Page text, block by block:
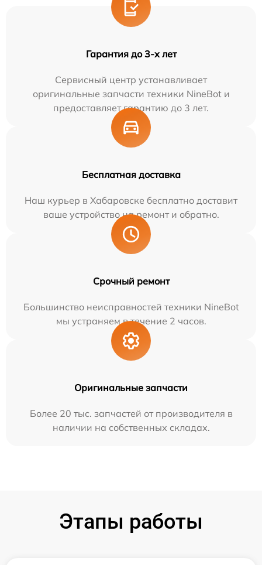
Гарантия до 3-х лет
Сервисный центр устанавливает
оригинальные запчасти техники NineBot и
предоставляет гарантию до 3 лет.
Бесплатная доставка
Наш курьер в Хабаровске бесплатно доставит
ваше устройство на ремонт и обратно.
Срочный ремонт
Большинство неисправностей техники NineBot
мы устраняем в течение 2 часов.
Оригинальные запчасти
Более 20 тыс. запчастей от производителя в
наличии на собственных складах.
Этапы работы